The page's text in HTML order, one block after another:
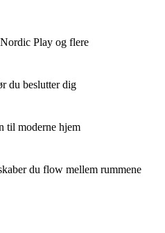
Play og flere
du beslutter dig
til moderne hjem
du flow mellem rummene